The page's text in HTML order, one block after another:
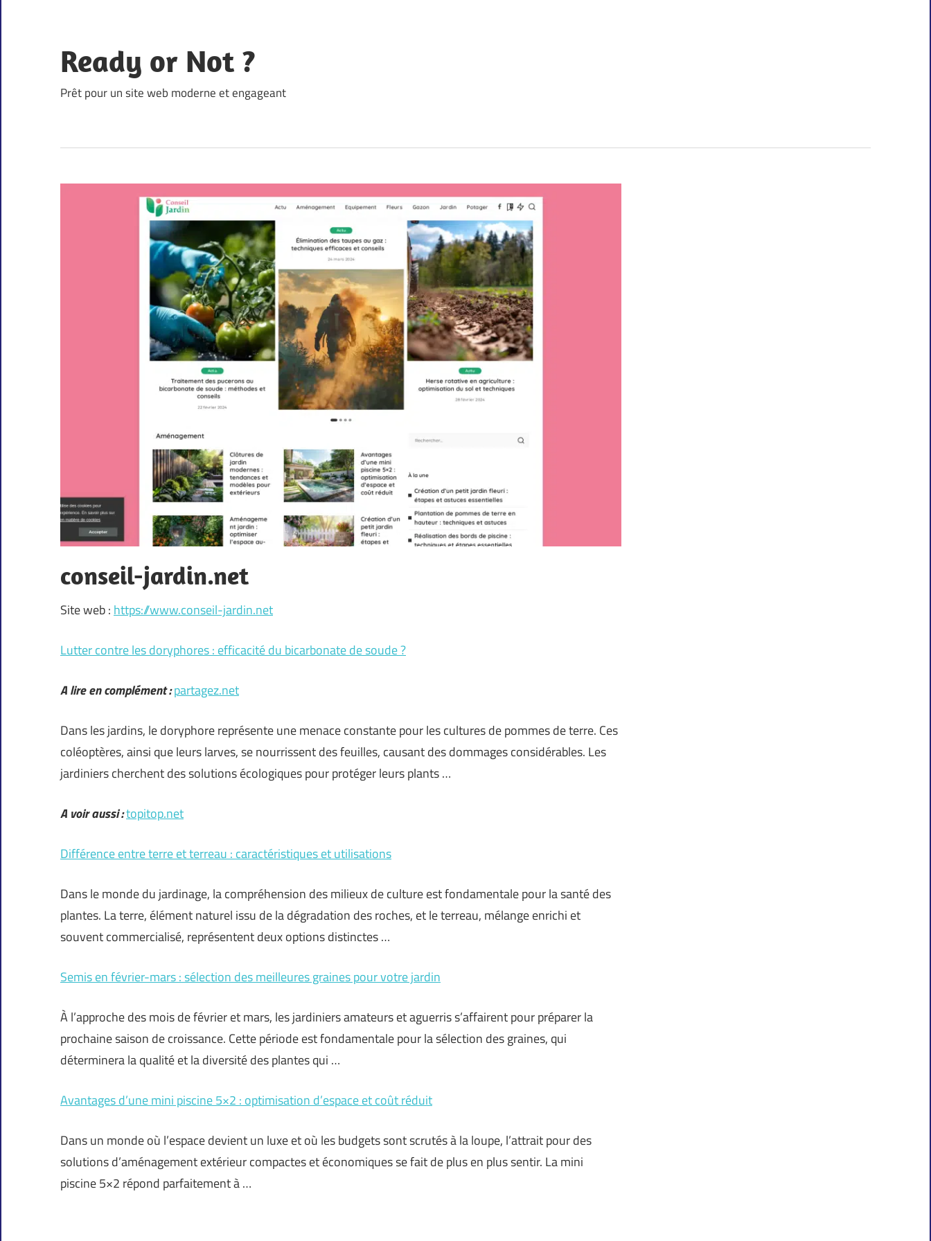
content
Ready or Not ?
Prêt pour un site web moderne et engageant
conseil-jardin.net
Site web : https://www.conseil-jardin.net
Lutter contre les doryphores : efficacité du bicarbonate de soude ?
A lire en complément :partagez.net
Dans les jardins, le doryphore représente une menace constante pour les cultures de pommes de terre. Ces
coléoptères, ainsi que leurs larves, se nourrissent des feuilles, causant des dommages considérables. Les
jardiniers cherchent des solutions écologiques pour protéger leurs plants …
A voir aussi :topitop.net
Différence entre terre et terreau : caractéristiques et utilisations
Dans le monde du jardinage, la compréhension des milieux de culture est fondamentale pour la santé des
plantes. La terre, élément naturel issu de la dégradation des roches, et le terreau, mélange enrichi et
souvent commercialisé, représentent deux options distinctes …
Semis en février-mars : sélection des meilleures graines pour votre jardin
À l’approche des mois de février et mars, les jardiniers amateurs et aguerris s’affairent pour préparer la
prochaine saison de croissance. Cette période est fondamentale pour la sélection des graines, qui
déterminera la qualité et la diversité des plantes qui …
Avantages d’une mini piscine 5×2 : optimisation d’espace et coût réduit
Dans un monde où l’espace devient un luxe et où les budgets sont scrutés à la loupe, l’attrait pour des
solutions d’aménagement extérieur compactes et économiques se fait de plus en plus sentir. La mini
piscine 5×2 répond parfaitement à …